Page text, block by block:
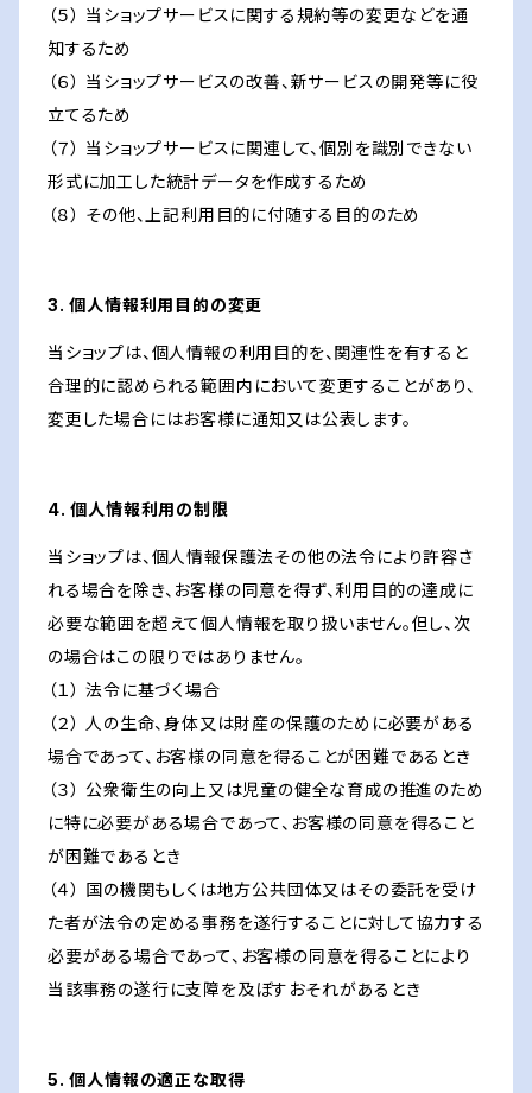
（５） 当ショップサービスに関する規約等の変更などを通
知するため
（６） 当ショップサービスの改善、新サービスの開発等に役
立てるため
（７） 当ショップサービスに関連して、個別を識別できない
形式に加工した統計データを作成するため
（８） その他、上記利用目的に付随する目的のため
3. 個人情報利用目的の変更
当ショップは、個人情報の利用目的を、関連性を有すると
合理的に認められる範囲内において変更することがあり、
変更した場合にはお客様に通知又は公表します。
4. 個人情報利用の制限
当ショップは、個人情報保護法その他の法令により許容さ
れる場合を除き、お客様の同意を得ず、利用目的の達成に
必要な範囲を超えて個人情報を取り扱いません。但し、次
の場合はこの限りではありません。
（１） 法令に基づく場合
（２） 人の生命、身体又は財産の保護のために必要がある
場合であって、お客様の同意を得ることが困難であるとき
（３） 公衆衛生の向上又は児童の健全な育成の推進のため
に特に必要がある場合であって、お客様の同意を得ること
が困難であるとき
（４） 国の機関もしくは地方公共団体又はその委託を受け
た者が法令の定める事務を遂行することに対して協力する
必要がある場合であって、お客様の同意を得ることにより
当該事務の遂行に支障を及ぼすおそれがあるとき
5. 個人情報の適正な取得